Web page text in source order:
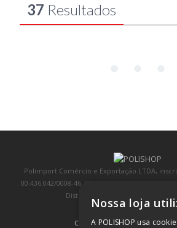
37 Resultados
Polimport Comércio e Exportação LTDA,
00.436.042/0008-46, IE 407.458.707.103, com
Distrito Industrial, Jundiaí/SP, CEP:
COMPRA 100% SEGURA
Nossa loja
A POLISHOP usa